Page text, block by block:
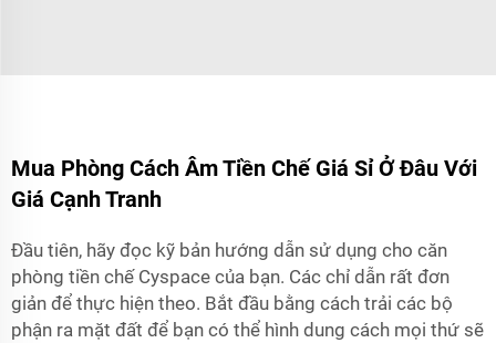
Mua Phòng Cách Âm Tiền Chế Giá Sỉ Ở Đâu Với
Giá Cạnh Tranh
Đầu tiên, hãy đọc kỹ bản hướng dẫn sử dụng cho căn
phòng tiền chế Cyspace của bạn. Các chỉ dẫn rất đơn
giản để thực hiện theo. Bắt đầu bằng cách trải các bộ
phận ra mặt đất để bạn có thể hình dung cách mọi thứ sẽ